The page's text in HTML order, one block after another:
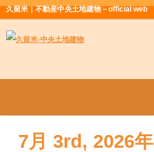
久留米｜不動産中央土地建物－official web
7月 3rd, 2026年